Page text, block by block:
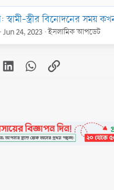
স্বামী-স্ত্রীর বিনোদনের সময় কখন গোসল
Jun 24, 2023 ইসলামিক আপডেট
LinkedInWhatsApp
Link